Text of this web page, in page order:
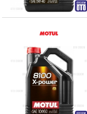
TOFAŞ
Yedek